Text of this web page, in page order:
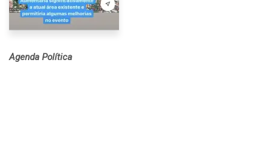
Agenda Política